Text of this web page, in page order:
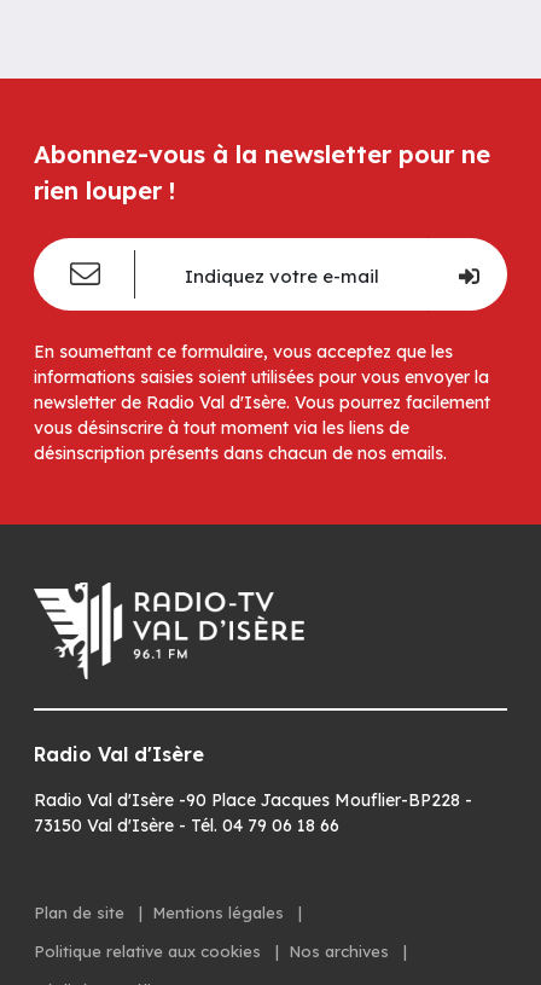
Abonnez-vous à la newsletter pour ne
rien louper !
En soumettant ce formulaire, vous acceptez que les
informations saisies soient utilisées pour vous envoyer la
newsletter de Radio Val d'Isère. Vous pourrez facilement
vous désinscrire à tout moment via les liens de
désinscription présents dans chacun de nos emails.
Radio Val d'Isère
Radio Val d'Isère -90 Place Jacques Mouflier-BP228 -
73150 Val d'Isère - Tél. 04 79 06 18 66
Plan de site | Mentions légales
|
Politique relative aux cookies
| Nos archives
|